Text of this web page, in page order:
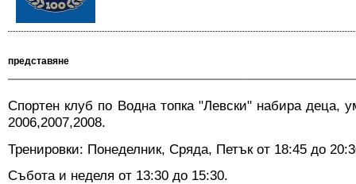
представяне
Спортен клуб по Водна топка "Левски" набира деца,
2006,2007,2008.
Тренировки: Понеделник, Сряда, Петък от 18:45 до
Събота и неделя от 13:30 до 15:30.